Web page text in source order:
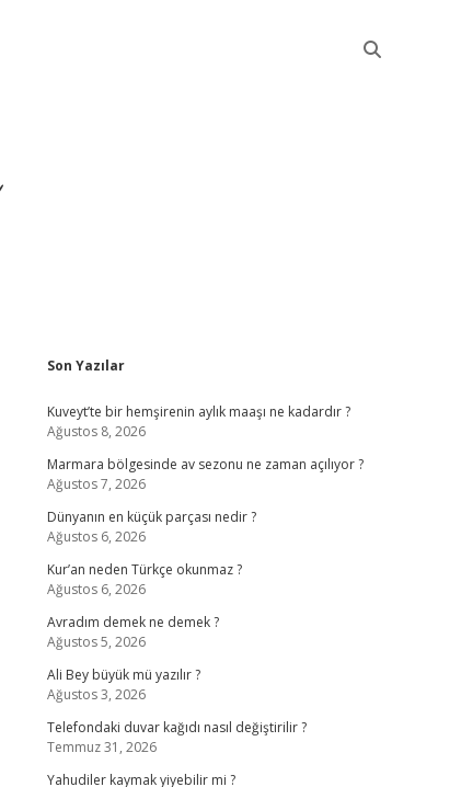
Sidebar
Son Yazılar
Kuveyt’te bir hemşirenin aylık maaşı ne kadardır ?
Ağustos 8, 2026
Marmara bölgesinde av sezonu ne zaman açılıyor ?
Ağustos 7, 2026
Dünyanın en küçük parçası nedir ?
Ağustos 6, 2026
Kur’an neden Türkçe okunmaz ?
Ağustos 6, 2026
Avradım demek ne demek ?
Ağustos 5, 2026
Ali Bey büyük mü yazılır ?
Ağustos 3, 2026
Telefondaki duvar kağıdı nasıl değiştirilir ?
Temmuz 31, 2026
Yahudiler kaymak yiyebilir mi ?